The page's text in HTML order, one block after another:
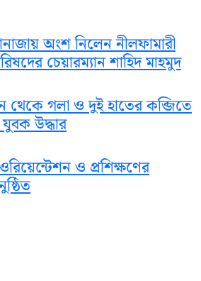
অংশ নিলেন নীলফামারী
চেয়ারম্যান শাহিদ মাহমুদ
থেকে গলা ও দুই হাতের কব্জিতে
উদ্ধার
ও প্রশিক্ষণের